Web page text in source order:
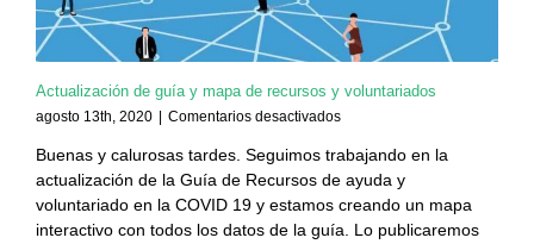
Actualización de guía y mapa de recursos y voluntariados
agosto 13th, 2020 Comentarios desactivadosen
de
guía
y
mapa
Buenas y calurosas tardes. Seguimos trabajando en la
actualización de la Guía de Recursos de ayuda y
voluntariado en la COVID 19 y estamos creando un mapa
interactivo con todos los datos de la guía. Lo publicaremos